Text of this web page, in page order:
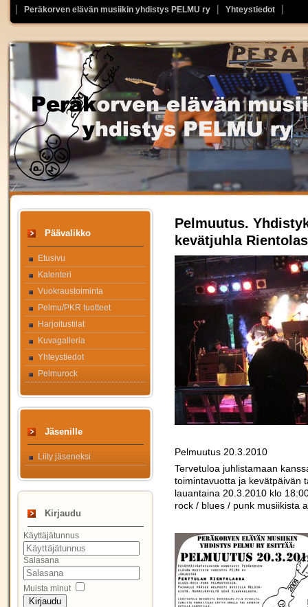
Peräkorven elävän musiikin yhdistys PELMU ry Yhteystiedot
Päävalikko
Etusivu
Kalenteri
Vuokraustoiminta
Pelmu/PKR tuotteet
Harjoitustilat
Kuvagalleria
Yhteystiedot
Pelmurock
Jäsenille
Liity jäseneksi
Kirjaudu
Käyttäjätunnus
Salasana
Muista minut
Kirjaudu
Pelmuutus.
kevätjuhla
Pelmuutus 20.3.2010
Tervetuloa juhlistamaan
toimintavuotta ja kevätpäivän
lauantaina 20.3.2010 klo
rock / blues / punk musiikista